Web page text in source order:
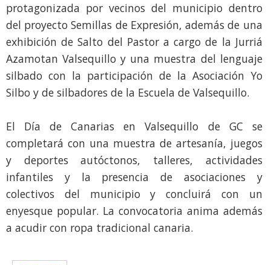
protagonizada por vecinos del municipio dentro
del proyecto Semillas de Expresión, además de una
exhibición de Salto del Pastor a cargo de la Jurriá
Azamotan Valsequillo y una muestra del lenguaje
silbado con la participación de la Asociación Yo
Silbo y de silbadores de la Escuela de Valsequillo.
El Día de Canarias en Valsequillo de GC se
completará con una muestra de artesanía, juegos
y deportes autóctonos, talleres, actividades
infantiles y la presencia de asociaciones y
colectivos del municipio y concluirá con un
enyesque popular. La convocatoria anima además
a acudir con ropa tradicional canaria.